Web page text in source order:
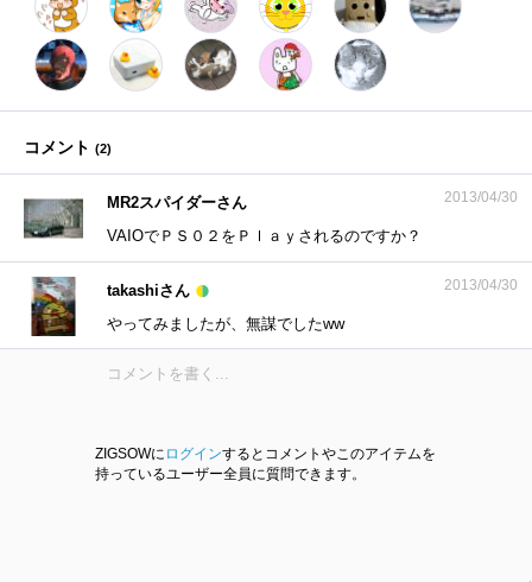
コメント (2)
MR2スパイダーさん 2013/04/30
VAIOでＰＳ０２をＰｌａｙされるのですか？
takashiさん 2013/04/30
やってみましたが、無謀でしたww
ZIGSOWに ログインするとコメントやこのアイテムを
持っているユーザー全員に質問できます。